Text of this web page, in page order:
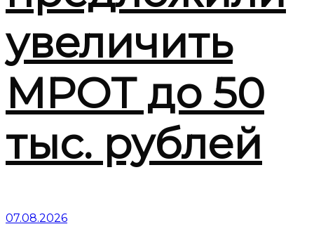
увеличить
МРОТ до 50
тыс. рублей
07.08.2026